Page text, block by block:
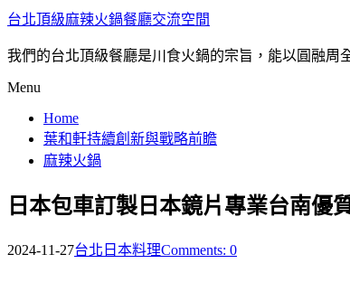
台北頂級麻辣火鍋餐廳交流空間
我們的台北頂級餐廳是川食火鍋的宗旨，能以圓融周
Menu
Home
葉和軒持續創新與戰略前瞻
麻辣火鍋
日本包車訂製日本鏡片專業台南優
2024-11-27台北日本料理Comments: 0